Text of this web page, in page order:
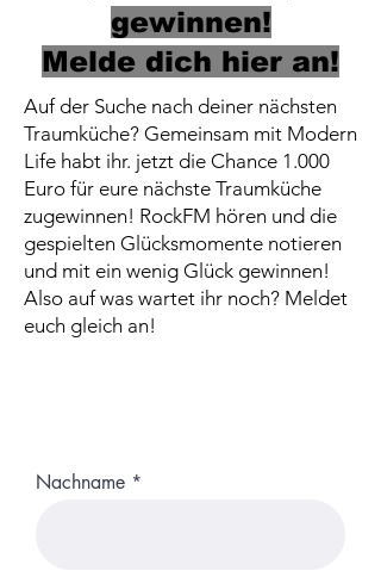
gewinnen!
Melde dich hier an!
Auf der Suche nach deiner nächsten
Traumküche? Gemeinsam mit Modern
Life habt ihr. jetzt die Chance 1.000
Euro für eure nächste Traumküche
zugewinnen! RockFM hören und die
gespielten Glücksmomente notieren
und mit ein wenig Glück gewinnen!
Also auf was wartet ihr noch? Meldet
euch gleich an!
Nachname